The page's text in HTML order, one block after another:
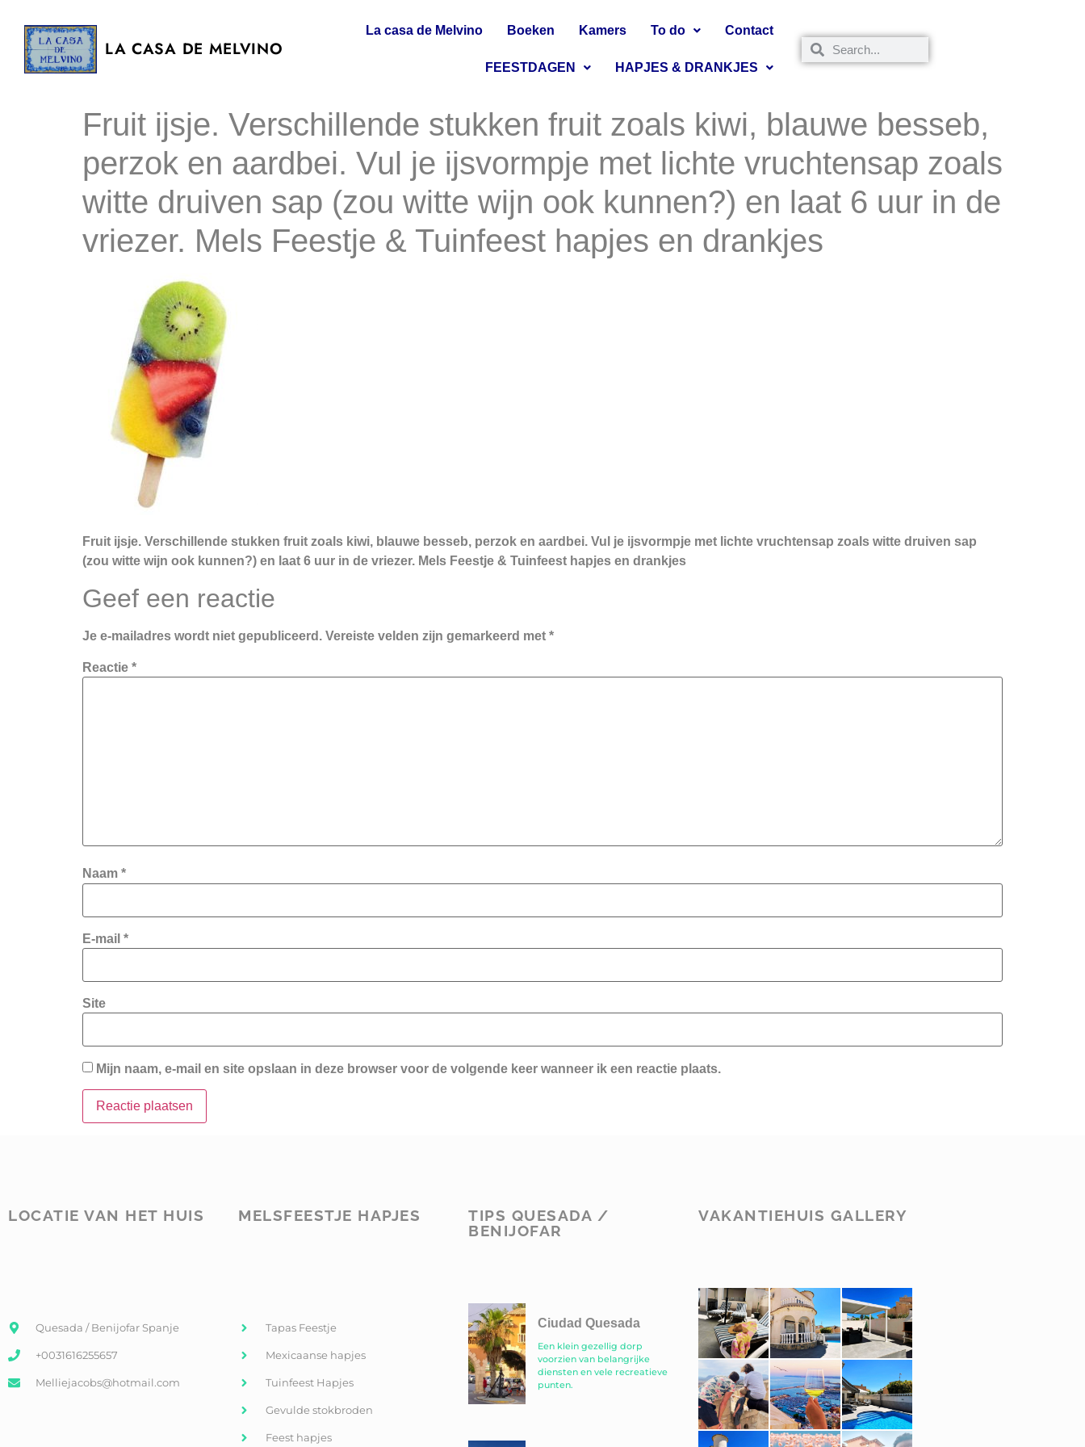
LA CASA DE MELVINO
La casa de Melvino Boeken Kamers To do Contact
FEESTDAGEN HAPJES & DRANKJES
Fruit ijsje. Verschillende stukken fruit zoals kiwi, blauwe besseb,
perzok en aardbei. Vul je ijsvormpje met lichte vruchtensap zoals
witte druiven sap (zou witte wijn ook kunnen?) en laat 6 uur in de
vriezer. Mels Feestje & Tuinfeest hapjes en drankjes
Fruit ijsje. Verschillende stukken fruit zoals kiwi, blauwe besseb, perzok en aardbei. Vul je ijsvormpje met lichte vruchtensap zoals witte druiven sap
(zou witte wijn ook kunnen?) en laat 6 uur in de vriezer. Mels Feestje & Tuinfeest hapjes en drankjes
Geef een reactie
Je e-mailadres wordt niet gepubliceerd. Vereiste velden zijn gemarkeerd met *
Reactie *
Naam *
E-mail *
Site
Mijn naam, e-mail en site opslaan in deze browser voor de volgende keer wanneer ik een reactie plaats.
LOCATIE VAN HET HUIS
Quesada / Benijofar Spanje
+0031616255657
Melliejacobs@hotmail.com
MELSFEESTJE HAPJES
Tapas Feestje
Mexicaanse hapjes
Tuinfeest Hapjes
Gevulde stokbroden
Feest hapjes
TIPS QUESADA /
BENIJOFAR
Ciudad Quesada
Een klein gezellig dorp
voorzien van belangrijke
diensten en vele recreatieve
punten.
VAKANTIEHUIS GALLERY